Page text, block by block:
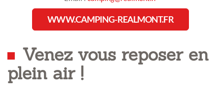
WWW.CAMPING-REALMONT.FR
Venez vous reposer en
plein air !